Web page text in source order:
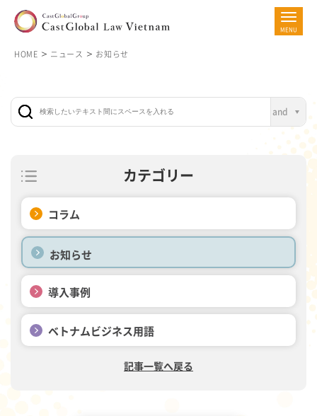
HOME ニュース お知らせ
カテゴリー
コラム
お知らせ
導入事例
ベトナムビジネス用語
記事一覧へ戻る